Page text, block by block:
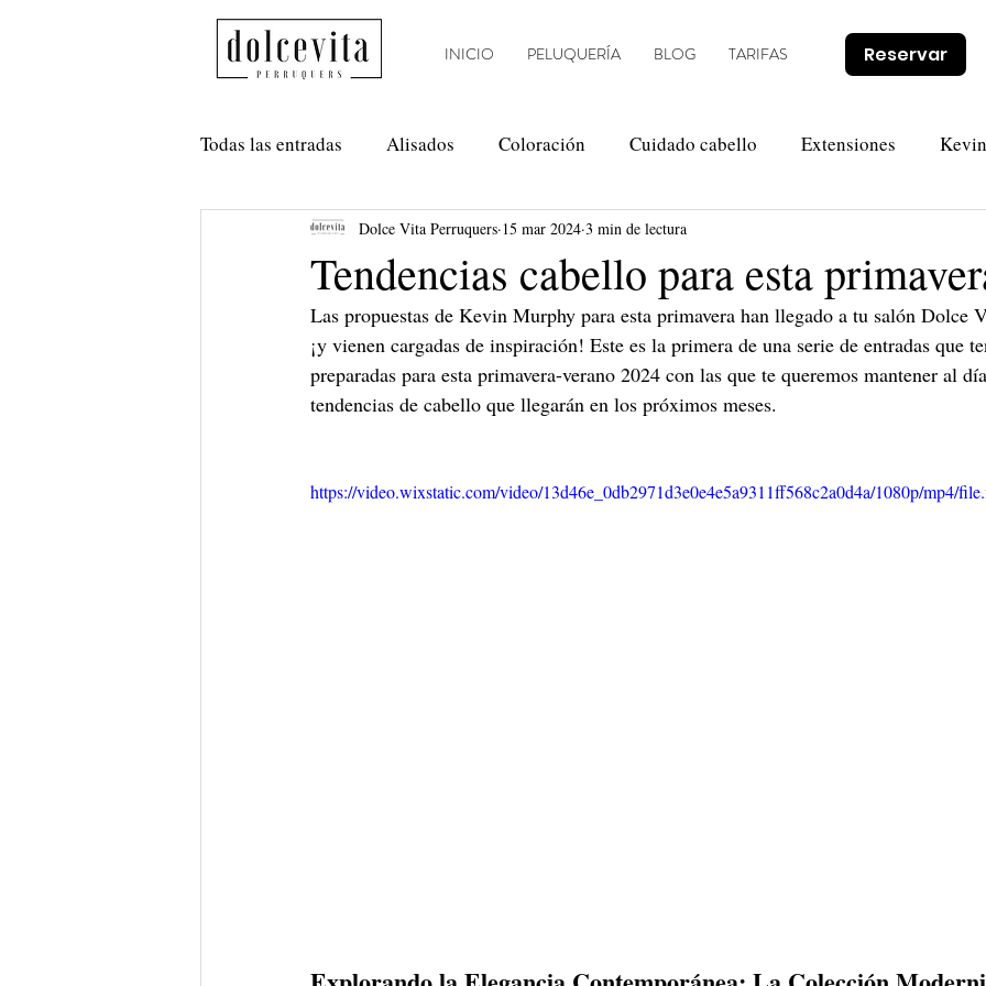
INICIO PELUQUERÍA BLOG TARIFAS Reservar
Todas las entradas Alisados Coloración Cuidado cabello Extensiones
Método Curly Nanoplastia Novias Olaplex
Anti Frizz Balayage
Tendencias cabello para esta
Dolce Vita Perruquers 15 mar 2024 3 min de lectura
Las propuestas de Kevin Murphy para esta primavera han llegado a tu salón Dolce
¡y vienen cargadas de inspiración! Este es la primera de una serie de entradas que
preparadas para esta primavera-verano 2024 con las que te queremos mantener al
tendencias de cabello que llegarán en los próximos meses.
https://video.wixstatic.com/video/13d46e_0db2971d3e0e4e5a9311ff568c2a0d4a/1080p/mp4/